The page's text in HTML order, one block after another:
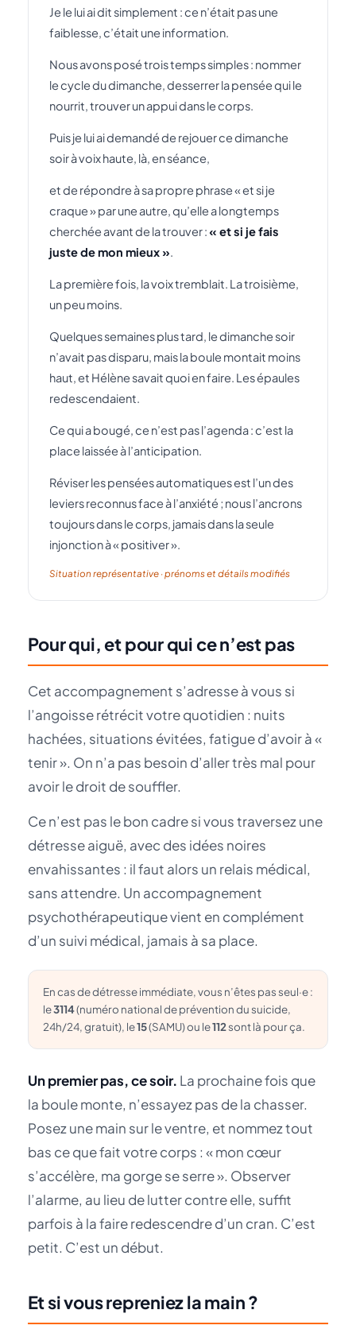
Je le lui ai dit simplement : ce n’était pas une
faiblesse, c’était une information.
Nous avons posé trois temps simples : nommer
le cycle du dimanche, desserrer la pensée qui le
nourrit, trouver un appui dans le corps.
Puis je lui ai demandé de rejouer ce dimanche
soir à voix haute, là, en séance,
et de répondre à sa propre phrase « et si je
craque » par une autre, qu’elle a longtemps
cherchée avant de la trouver :« et si je fais
juste de mon mieux ».
La première fois, la voix tremblait. La troisième,
un peu moins.
Quelques semaines plus tard, le dimanche soir
n’avait pas disparu, mais la boule montait moins
haut, et Hélène savait quoi en faire. Les épaules
redescendaient.
Ce qui a bougé, ce n’est pas l’agenda : c’est la
place laissée à l’anticipation.
Réviser les pensées automatiques est l’un des
leviers reconnus face à l’anxiété ; nous l’ancrons
toujours dans le corps, jamais dans la seule
injonction à « positiver ».
Situation représentative · prénoms et détails modifiés
Pour qui, et pour qui ce n’est pas
Cet accompagnement s’adresse à vous si
l’angoisse rétrécit votre quotidien : nuits
hachées, situations évitées, fatigue d’avoir à «
tenir ». On n’a pas besoin d’aller très mal pour
avoir le droit de souffler.
Ce n’est pas le bon cadre si vous traversez une
détresse aiguë, avec des idées noires
envahissantes : il faut alors un relais médical,
sans attendre. Un accompagnement
psychothérapeutique vient en complément
d’un suivi médical, jamais à sa place.
En cas de détresse immédiate, vous n’êtes pas seul·e :
le3114(numéro national de prévention du suicide,
24h/24, gratuit), le15(SAMU) ou le112sont là pour ça.
Un premier pas, ce soir. La prochaine fois que
la boule monte, n’essayez pas de la chasser.
Posez une main sur le ventre, et nommez tout
bas ce que fait votre corps : « mon cœur
s’accélère, ma gorge se serre ». Observer
l’alarme, au lieu de lutter contre elle, suffit
parfois à la faire redescendre d’un cran. C’est
petit. C’est un début.
Et si vous repreniez la main ?